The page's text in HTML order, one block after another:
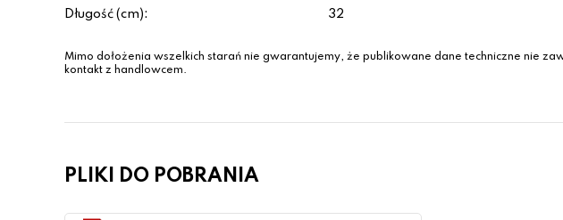
Długość (cm): 32
Mimo dołożenia wszelkich starań nie gwarantujemy, że publikowane dane techniczne nie
kontakt z handlowcem.
PLIKI DO POBRANIA